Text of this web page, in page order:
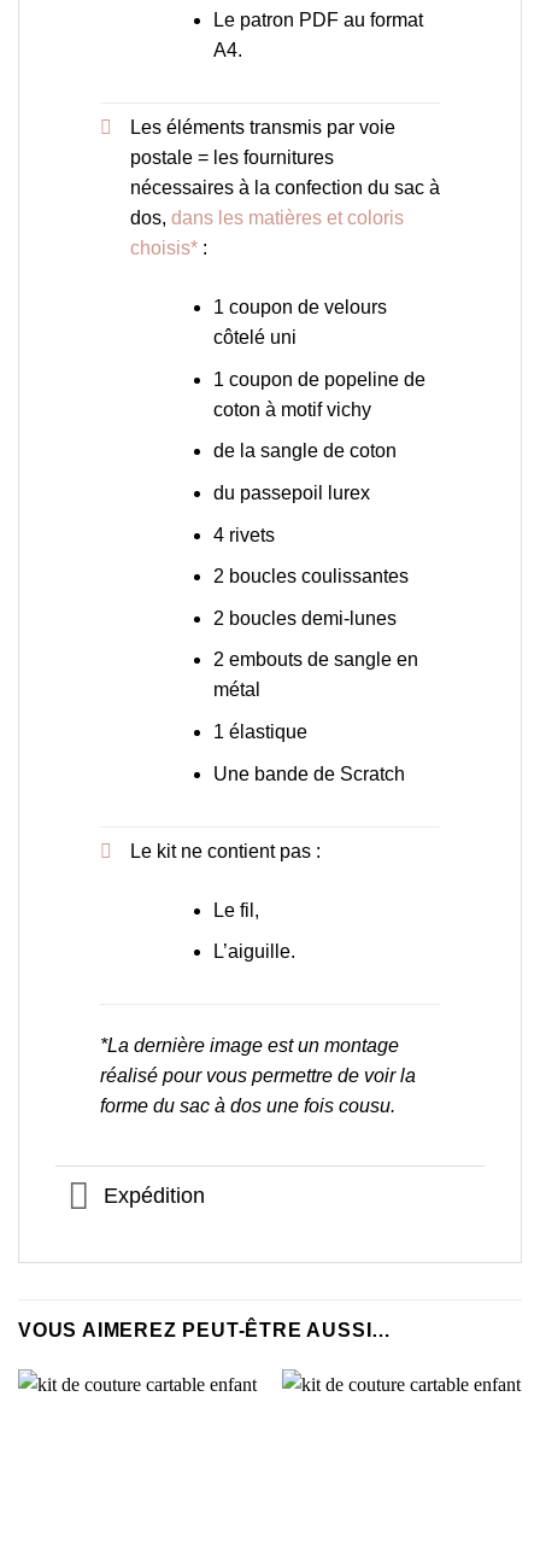
Le patron PDF au format
A4.
Les éléments transmis par voie
postale = les fournitures
nécessaires à la confection du sac à
dos, dans les matières et coloris
choisis*:
1 coupon de velours
côtelé uni
1 coupon de popeline de
coton à motif vichy
de la sangle de coton
du passepoil lurex
4 rivets
2 boucles coulissantes
2 boucles demi-lunes
2 embouts de sangle en
métal
1 élastique
Une bande de Scratch
Le kit ne contient pas :
Le fil,
L’aiguille.
*La dernière image est un montage
réalisé pour vous permettre de voir la
forme du sac à dos une fois cousu.
Expédition
VOUS AIMEREZ PEUT-ÊTRE AUSSI…